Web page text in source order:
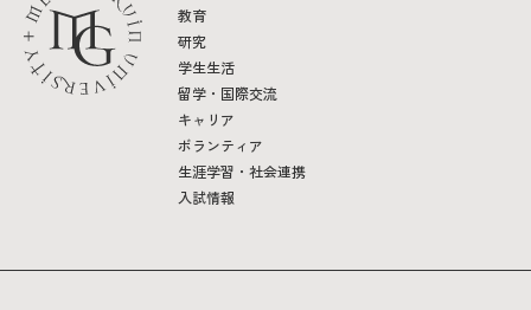
教育
研究
学生生活
留学・国際交流
キャリア
ボランティア
生涯学習・社会連携
入試情報